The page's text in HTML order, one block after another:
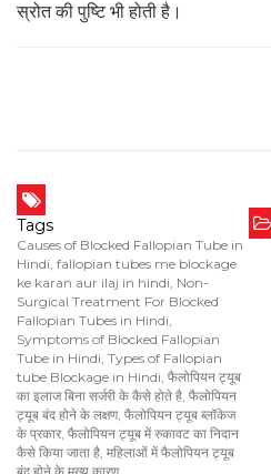
स्रोत की पुष्टि भी होती है।
Tags
Causes of Blocked Fallopian Tube in
Hindi, fallopian tubes me blockage
ke karan aur ilaj in hindi, Non-
Surgical Treatment For Blocked
Fallopian Tubes in Hindi,
Symptoms of Blocked Fallopian
Tube in Hindi, Types of Fallopian
tube Blockage in Hindi, फैलोपियन ट्यूब
का इलाज बिना सर्जरी के कैसे होते है, फैलोपियन
ट्यूब बंद होने के लक्षण, फैलोपियन ट्यूब ब्लॉकेज
के प्रकार, फैलोपियन ट्यूब में रुकावट का निदान
कैसे किया जाता है, महिलाओं में फैलोपियन ट्यूब